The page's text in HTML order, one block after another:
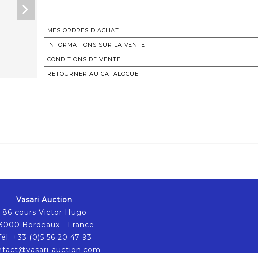
MES ORDRES D'ACHAT
INFORMATIONS SUR LA VENTE
CONDITIONS DE VENTE
RETOURNER AU CATALOGUE
Vasari Auction
86 cours Victor Hugo
Bordeaux - France
+33 (0)5 56 20 47 93
auction.com